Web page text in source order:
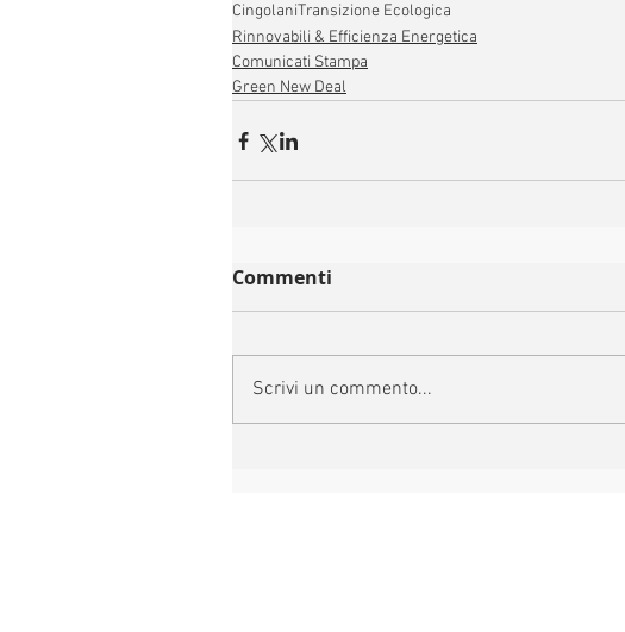
CingolaniTransizione Ecologica
Rinnovabili & Efficienza Energetica
Comunicati Stampa
Green New Deal
Commenti
Scrivi un commento...